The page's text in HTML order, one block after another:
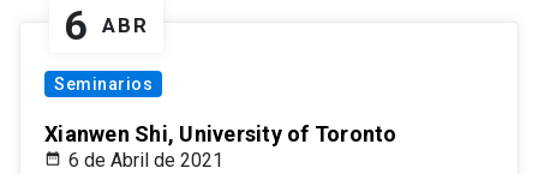
6 ABR
Seminarios
Xianwen Shi, University of Toronto
6 de Abril de 2021